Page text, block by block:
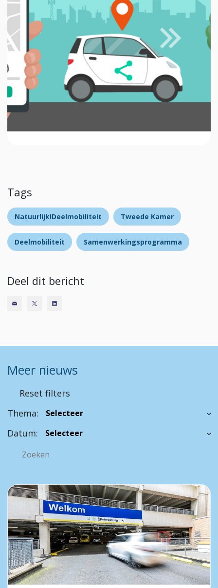
Tags
Natuurlijk!Deelmobiliteit Tweede Kamer
Deelmobiliteit Samenwerkingsprogramma
Deel dit bericht
Meer nieuws
Reset filters
Thema:
Datum: